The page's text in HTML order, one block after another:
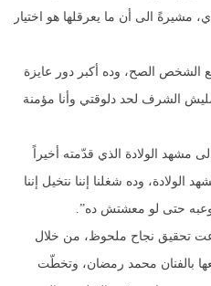
الى أن ما يعرقلها هو اختيار
الشخص الصح، وده أكبر دور عايزة
الشرف لحد دلوقتي وأنا مؤمنة
الولادة الذي قدّمته أخيراً
وده شغلنا إننا نتخيل إننا
حتى لو معشتش ده”.
تحقيق نجاح ملحوظ، من خلال
بالفنان محمد رمضان، وتخطّت